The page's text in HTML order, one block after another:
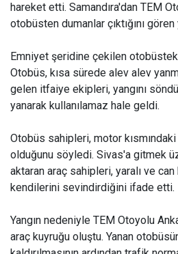
hareket etti. Samandıra'dan TEM
otobüsten dumanlar çıktığını
Emniyet şeridine çekilen
Otobüs, kısa sürede alev alev
gelen itfaiye ekipleri, yangını
yanarak kullanılamaz hale geldi.
Otobüs sahipleri, motor kısmındaki
olduğunu söyledi. Sivas'a gitmek
aktaran araç sahipleri, yaralı ve can
kendilerini sevindirdiğini ifade etti.
Yangın nedeniyle TEM Otoyolu
araç kuyruğu oluştu. Yanan